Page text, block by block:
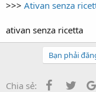
t
r
>>> Ativan senza
ativan senza ricetta
Bạn phải
Chia sẻ: Facebook